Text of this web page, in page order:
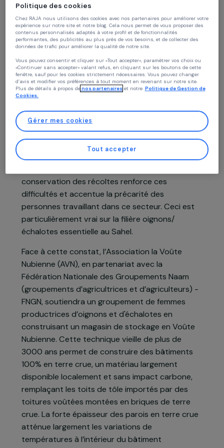
Présentation du projet
majeure de l’économie du Burkina Faso. Il
contribue pour 35 % du PIB du pays et emploie
82 % de la population active. Plus de la moitié de
la production agricole dépend des femmes alors
qu’elles ne possèdent que 8 % des terres. Les
changements climatiques impactent
négativement les conditions de travail et les
modes de production des agricultrices et
agriculteurs. Le manque d’infrastructures
conservation des récoltes renforce ces
difficultés et accentue la précarité des
personnes travaillant dans ce secteur. Ceci est
particulièrement vrai sur la filière oignons/
échalotes essentielle au Sahel.
Face à cette constat, l’Association la Voûte
Nubienne (AVN), en partenariat avec la
Fédération Nationale des Groupements Naam
(groupements d’agricultrices et d’agriculteurs) -
FNGN, soutiendra un groupement de femmes
productrices d’oignons et d'échalotes en
construisant un magasin de stockage en Voûte
Nubienne. Cette technique vieille de plus de
Politique des cookies
Chez RAJA nous utilisons des cookies avec nos partenaires pour améliorer
expérience sur notre site et notre blog. Cela nous permet de vous proposer
contenus personnalisés adaptés à votre profil et de fonctionnalités
performantes, des publicités au plus près de vos besoins, et de collecter des
Vous pouvez consentir et cliquer sur «Tout accepter», paramètrer vos choix ou
«Continuer sans accepter» valant refus, en cliquant sur les boutons de cette
fenêtre, sauf pour les cookies strictement nécessaires. Vous pouvez changer
d’avis et modifier vos préférences à tout moment en revenant sur notre site.
Plus de détails à propos denos partenaires Politique de Gestion
Cookies.
Gérer mes cookies
Continuer sans accepter
Tout accepter